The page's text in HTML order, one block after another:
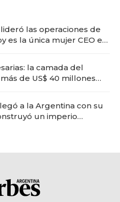
las operaciones de
es la única mujer CEO en
la camada del
de US$ 40 millones
a la Argentina con su
un imperio